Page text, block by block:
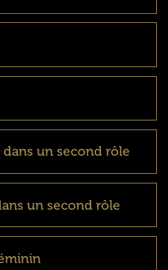
un second rôle
un second rôle